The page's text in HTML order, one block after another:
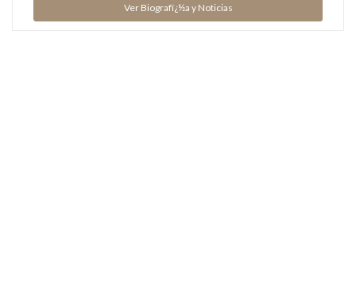
Ver Biografï¿½a y Noticias